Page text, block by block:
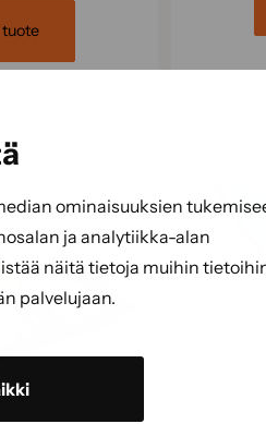
ominaisuuksien
ja analytiikka-alan
näitä tietoja muihin
palvelujaan.